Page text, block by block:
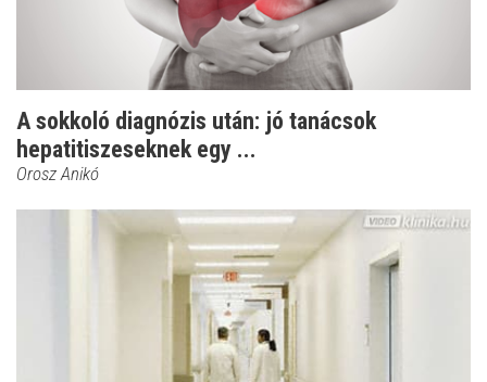
A sokkoló diagnózis után: jó tanácsok
hepatitiszeseknek egy ...
Orosz Anikó